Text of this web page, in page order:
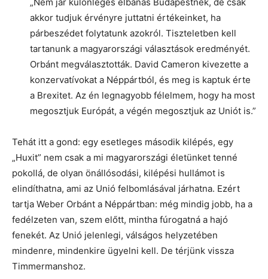
akkor tudjuk érvényre juttatni értékeinket, ha
párbeszédet folytatunk azokról. Tiszteletben kell
tartanunk a magyarországi választások eredményét.
Orbánt megválasztották. David Cameron kivezette a
konzervatívokat a Néppártból, és meg is kaptuk érte
a Brexitet. Az én legnagyobb félelmem, hogy ha most
megosztjuk Európát, a végén megosztjuk az Uniót is.”
Tehát itt a gond: egy esetleges második kilépés, egy
„Huxit” nem csak a mi magyarországi életünket tenné
pokollá, de olyan önállósodási, kilépési hullámot is
elindíthatna, ami az Unió felbomlásával járhatna. Ezért
tartja Weber Orbánt a Néppártban: még mindig jobb, ha a
fedélzeten van, szem előtt, mintha fúrogatná a hajó
fenekét. Az Unió jelenlegi, válságos helyzetében
mindenre, mindenkire ügyelni kell. De térjünk vissza
Timmermanshoz.